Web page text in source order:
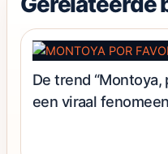
De trend “Montoya,
een viraal fenomeen